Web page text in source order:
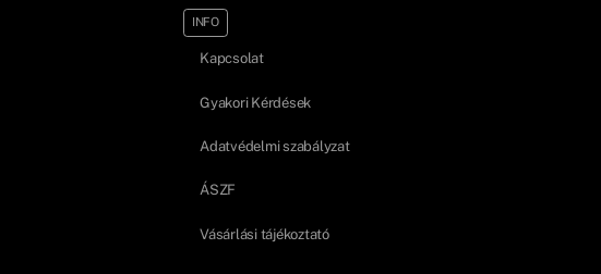
INFO
Kapcsolat
Gyakori Kérdések
Adatvédelmi szabályzat
ÁSZF
Vásárlási tájékoztató